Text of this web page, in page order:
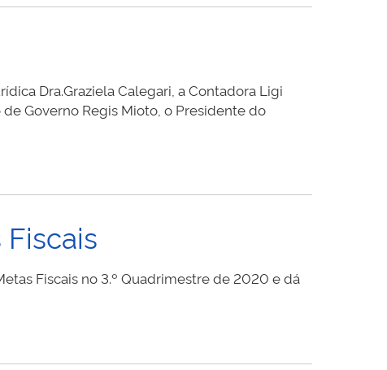
Dra.Graziela Calegari, a Contadora Ligi
Governo Regis Mioto, o Presidente do
Fiscais no 3.º Quadrimestre de 2020 e dá